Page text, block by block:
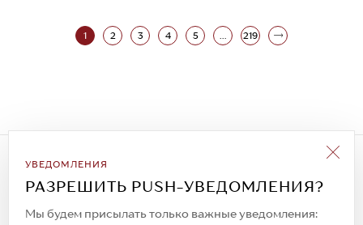
1 2 3 4 5 ... 219
УВЕДОМЛЕНИЯ
РАЗРЕШИТЬ PUSH-УВЕДОМЛЕНИЯ?
Мы будем присылать только важные уведомления:
Подписаться на рассылку
Всегда будьте в курсе новых акций и
спецпредложений!